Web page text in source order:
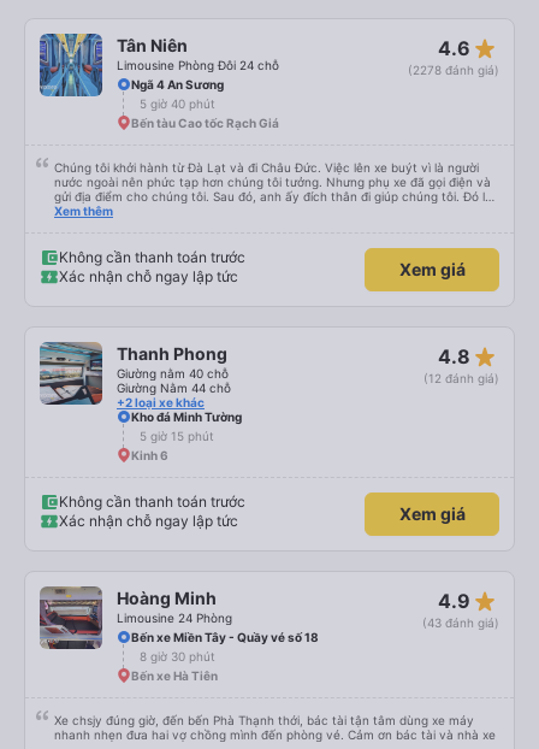
Tân Niên
Limousine Phòng Đôi 24 chỗ
4.6 star_rate
(2278 đánh giá)
Ngã 4 An Sương
5 giờ 40 phút
Bến tàu Cao tốc Rạch Giá
Chúng tôi khởi hành từ Đà Lạt và đi Châu Đức. Việc lên xe buýt vì là người
nước ngoài nên phức tạp hơn chúng tôi tưởng. Nhưng phụ xe đã gọi điện và
gửi địa điểm cho chúng tôi. Sau đó, anh ấy đích thân đi giúp chúng tôi. Đó là
lần đầu tiên đi xe giường nằm với hai đứa trẻ nhỏ khá thú vị. Chúng tôi không
điểm dừng, họ đánh thức chúng tôi dậy và đảm bảo chúng tôi đã sẵn sàng.
Nhìn chung, đó là một trải nghiệm tốt. Mỗi giường đều có gối và chăn, và đủ
chỗ cho 1 người lớn và 1 trẻ em nằm thoải mái.
Xem thêm
Không cần thanh toán trước
Xác nhận chỗ ngay lập tức
Xem giá
Thanh Phong
Giường nằm 40 chỗ
Giường Nằm 44 chỗ
+2 loại xe khác
4.8 star_rate
(12 đánh giá)
Kho đá Minh Tường
5 giờ 15 phút
Kinh 6
Không cần thanh toán trước
Xác nhận chỗ ngay lập tức
Xem giá
Hoàng Minh
Limousine 24 Phòng
4.9 star_rate
(43 đánh giá)
Bến xe Miền Tây - Quầy vé số 18
8 giờ 30 phút
Bến xe Hà Tiên
Xe chsjy đúng giờ, đến bến Phà Thạnh thới, bác tài tận tâm dùng xe máy
nhanh nhẹn đưa hai vợ chồng mình đến phòng vé. Cảm ơn bác tài và nhà xe